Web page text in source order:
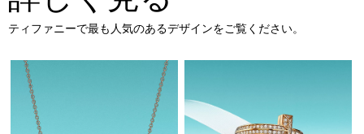
ティファニーで最も人気のあるデザインをご覧ください。